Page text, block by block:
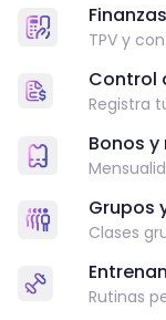
TPV y
Control
Registra
Bonos
Grupos
Clases
Rutinas